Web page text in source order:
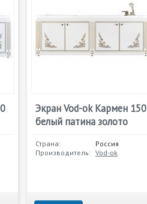
Экран Vod-ok Кармен 150
белый патина золото
Страна:
Россия
Производитель: Vod-ok